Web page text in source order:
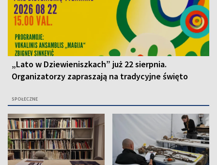
„Lato w Dziewieniszkach” już 22 sierpnia.
Organizatorzy zapraszają na tradycyjne święto
SPOŁECZNE